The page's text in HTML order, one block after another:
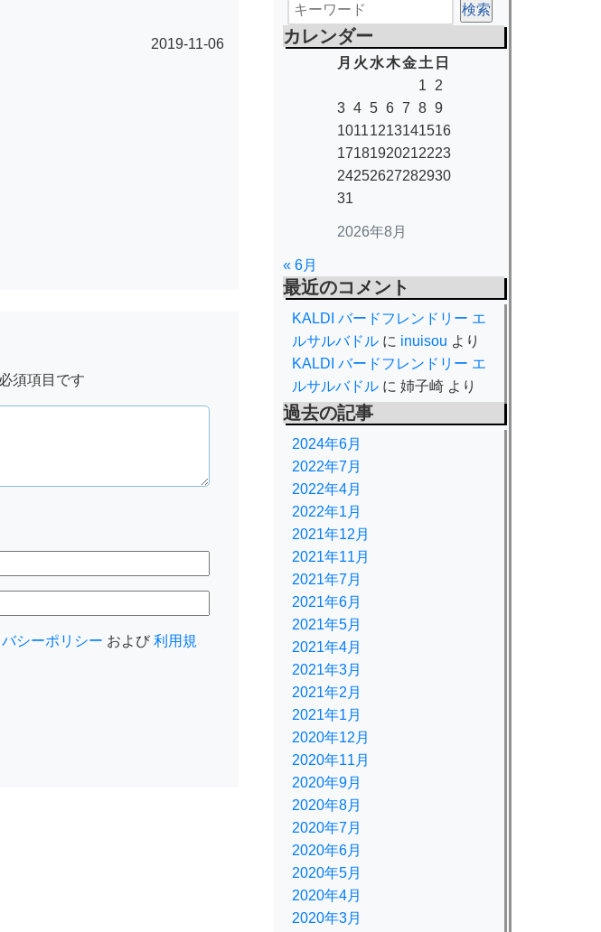
2019-11-06
須項目です
シーポリシー および 利用規
カレンダー
2026年8月
月 火 水木金 土 日
1
2
3 4 5 6 7 8 9
10111213141516
17181920212223
24252627282930
31
« 6月
最近のコメント
KALDI バードフレンドリー エ
ルサルバドル に inuisou より
KALDI バードフレンドリー エ
ルサルバドル に 姉子崎 より
過去の記事
2024年6月
2022年7月
2022年4月
2022年1月
2021年12月
2021年11月
2021年7月
2021年6月
2021年5月
2021年4月
2021年3月
2021年2月
2021年1月
2020年12月
2020年11月
2020年9月
2020年8月
2020年7月
2020年6月
2020年5月
2020年4月
2020年3月